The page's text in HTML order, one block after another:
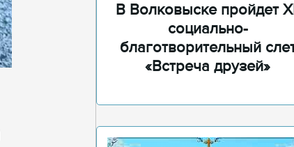
В Волковыске пройдет
социально-
благотворительный
«Встреча друзей»